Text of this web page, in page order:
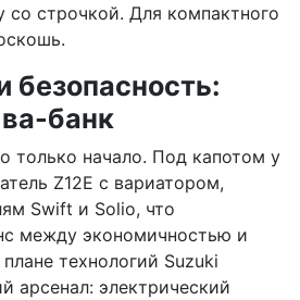
строчкой. Для компактного
безопасность:
банк
только начало. Под капотом у
Z12E с вариатором,
Swift и Solio, что
между экономичностью и
технологий Suzuki
арсенал: электрический